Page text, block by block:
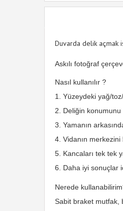
Duvarda delik açmak
Askılı fotoğraf
Nasıl kullanılır ?
1. Yüzeydeki yağ/
2. Deliğin konumunu
3. Yamanın
4. Vidanın merkezini
5. Kancaları tek tek
6. Daha iyi sonuçlar
Nerede
Sabit braket mutfak,